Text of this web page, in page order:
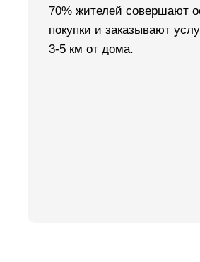
70% жителей совершают
покупки и заказывают
3-5 км от дома.